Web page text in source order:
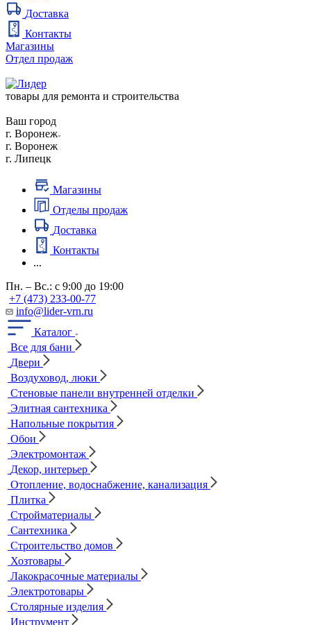
Доставка
Контакты
Магазины
Отдел продаж
товары для ремонта и строительства
Ваш город
г. Воронеж
г. Воронеж
г. Липецк
Магазины
Отделы продаж
Доставка
Контакты
...
Пн. – Вс.: с 9:00 до 19:00
+7 (473) 233-00-77
info@lider-vrn.ru
Каталог
Все для бани
Двери
Воздуховод, люки
Стеновые панели внутренней отделки
Элитная сантехника
Напольные покрытия
Обои
Электромонтаж
Декор, интерьер
Отопление, водоснабжение, канализация
Плитка
Стройматериалы
Сантехника
Строительство домов
Хозтовары
Лакокрасочные материалы
Электротовары
Столярные изделия
Инструмент